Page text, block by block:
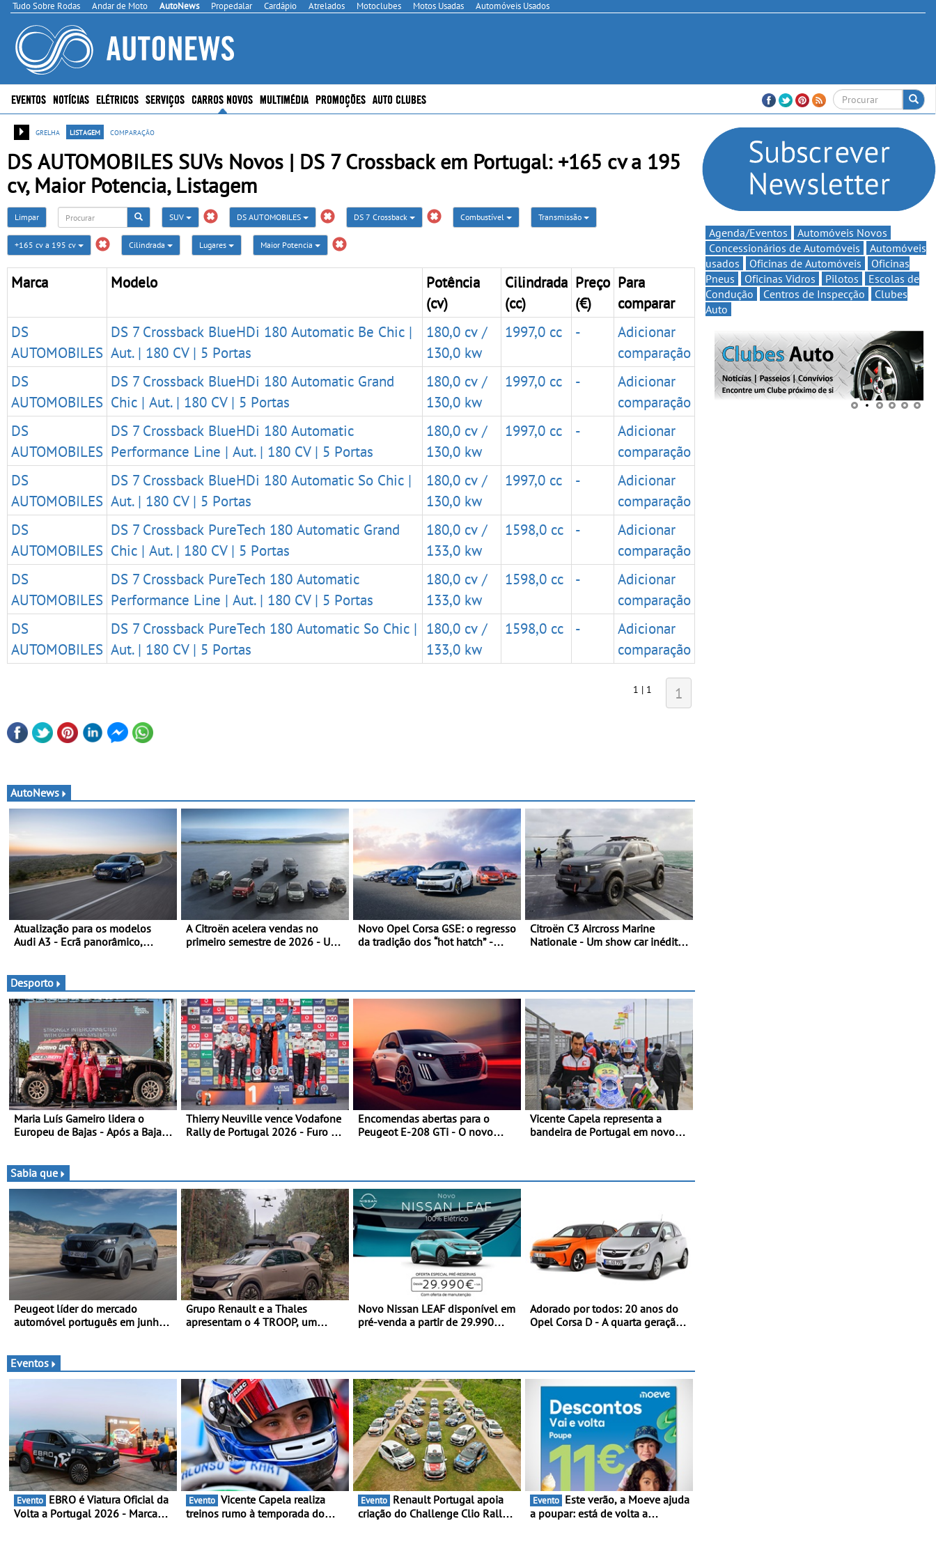
Tudo Sobre Rodas Andar de Moto AutoNews Propedalar Cardápio Atrelados Motoclubes Motos Usadas Automóveis Usados
EVENTOS NOTÍCIAS ELÉTRICOS SERVIÇOS CARROS NOVOS MULTIMÉDIA PROMOÇÕES AUTO CLUBES
grelha listagem comparação
DS AUTOMOBILES SUVs Novos | DS 7 Crossback em Portugal: +165 cv a 195
cv, Maior Potencia, Listagem
Limpar SUV DS AUTOMOBILES DS 7 Crossback Combustível Transmissão
+165 cv a 195 cv Cilindrada Lugares Maior Potencia
Marca Modelo
Potência
(cv)
Cilindrada
(cc)
Preço
(€)
Para
comparar
DS
AUTOMOBILES
DS 7 Crossback BlueHDi 180 Automatic Be Chic |
Aut. | 180 CV | 5 Portas
180,0 cv /
130,0 kw
1997,0 cc -
Adicionar
comparação
DS
AUTOMOBILES
DS 7 Crossback BlueHDi 180 Automatic Grand
Chic | Aut. | 180 CV | 5 Portas
180,0 cv /
130,0 kw
1997,0 cc -
Adicionar
comparação
DS
AUTOMOBILES
DS 7 Crossback BlueHDi 180 Automatic
Performance Line | Aut. | 180 CV | 5 Portas
180,0 cv /
130,0 kw
1997,0 cc -
Adicionar
comparação
DS
AUTOMOBILES
DS 7 Crossback BlueHDi 180 Automatic So Chic |
Aut. | 180 CV | 5 Portas
180,0 cv /
130,0 kw
1997,0 cc -
Adicionar
comparação
DS
AUTOMOBILES
DS 7 Crossback PureTech 180 Automatic Grand
Chic | Aut. | 180 CV | 5 Portas
180,0 cv /
133,0 kw
1598,0 cc -
Adicionar
comparação
DS
AUTOMOBILES
DS 7 Crossback PureTech 180 Automatic
Performance Line | Aut. | 180 CV | 5 Portas
180,0 cv /
133,0 kw
1598,0 cc -
Adicionar
comparação
DS
AUTOMOBILES
DS 7 Crossback PureTech 180 Automatic So Chic |
Aut. | 180 CV | 5 Portas
180,0 cv /
133,0 kw
1598,0 cc -
Adicionar
comparação
1 | 1 1
AutoNews
Atualização para os modelos
Audi A3 - Ecrã panorâmico,
assistente de marcha-atrás
A Citroën acelera vendas no
primeiro semestre de 2026 - Uma
Novo Opel Corsa GSE: o regresso
da tradição dos “hot hatch” -
Citroën C3 Aircross Marine
Nationale - Um show car inédito
Desporto
Maria Luís Gameiro lidera o
Europeu de Bajas - Após a Baja
Thierry Neuville vence Vodafone
Rally de Portugal 2026 - Furo na
Encomendas abertas para o
Peugeot E-208 GTi - O novo
Vicente Capela representa a
bandeira de Portugal em novo
de Kart, em Teruel
Sabia que
Peugeot líder do mercado
automóvel português em junho e
Grupo Renault e a Thales
apresentam o 4 TROOP, um
Novo Nissan LEAF disponível em
pré-venda a partir de 29.990
clientes beneficiam da oferta de
3 anos de manutenção incluída
Adorado por todos: 20 anos do
Opel Corsa D - A quarta geração
Londres
Eventos
Evento
Volta a Portugal 2026 - Marca
Evento
treinos rumo à temporada do
Evento
criação do Challenge Clio Rally5
Evento
a poupar: está de volta a
Agenda/Eventos
Automóveis Novos
Concessionários de Automóveis
Automóveis
usados
Oficinas de Automóveis
Oficinas
Pneus
Oficinas Vidros Pilotos
Escolas de
Condução
Centros de Inspecção
Clubes
Auto